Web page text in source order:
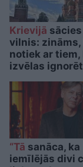
Krievijā
vilnis: zināms,
notiek ar
izvēlas ignorēt
“Tā sanāca, ka
iemīlējās divi